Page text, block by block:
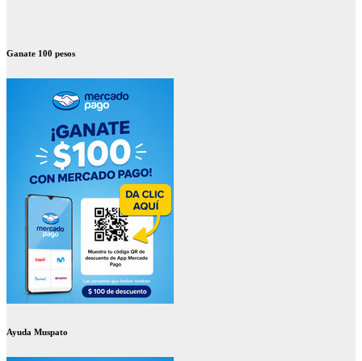
Ganate 100 pesos
Ayuda Muspato